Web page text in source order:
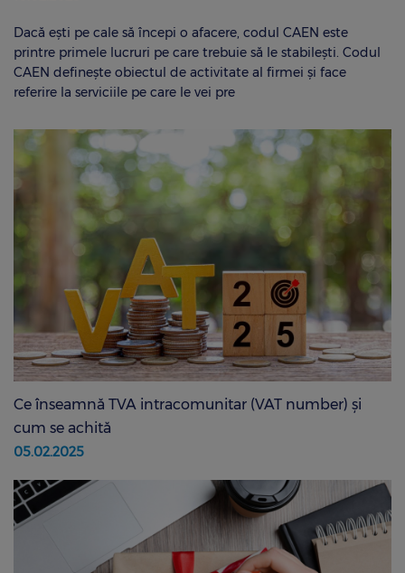
Dacă ești pe cale să începi o afacere, codul CAEN este
printre primele lucruri pe care trebuie să le stabilești. Codul
CAEN definește obiectul de activitate al firmei și face
referire la serviciile pe care le vei pre
Ce înseamnă TVA intracomunitar (VAT number) și
cum se achită
05.02.2025